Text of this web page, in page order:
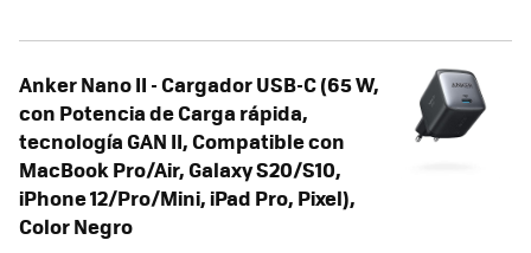
Anker Nano II - Cargador USB-C (65 W,
con Potencia de Carga rápida,
tecnología GAN II, Compatible con
MacBook Pro/Air, Galaxy S20/S10,
iPhone 12/Pro/Mini, iPad Pro, Pixel),
Color Negro